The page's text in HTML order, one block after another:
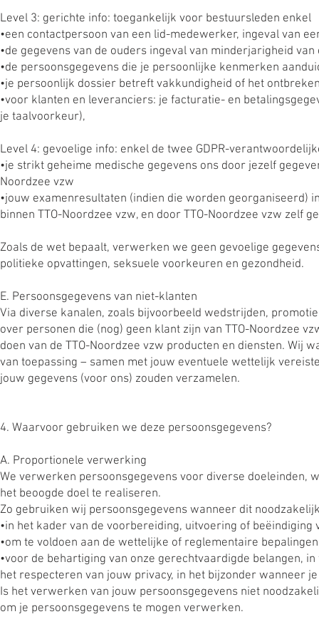
Level 3: gerichte info: toegankelijk voor bestuursleden enkel
•een contactpersoon van een lid-medewerker, ingeval van
•de gegevens van de ouders ingeval van minderjarigheid
•de persoonsgegevens die je persoonlijke kenmerken
•je persoonlijk dossier betreft vakkundigheid of het
•voor klanten en leveranciers: je facturatie- en
je taalvoorkeur),
Level 4: gevoelige info: enkel de twee GDPR-
•je strikt geheime medische gegevens ons door jezelf
Noordzee vzw
•jouw examenresultaten (indien die worden georganiseerd)
binnen TTO-Noordzee vzw, en door TTO-Noordzee vzw zelf
Zoals de wet bepaalt, verwerken we geen gevoelige
politieke opvattingen, seksuele voorkeuren en gezondheid.
E. Persoonsgegevens van niet-klanten
Via diverse kanalen, zoals bijvoorbeeld wedstrijden,
over personen die (nog) geen klant zijn van TTO-Noordzee
doen van de TTO-Noordzee vzw producten en diensten.
van toepassing – samen met jouw eventuele wettelijk
jouw gegevens (voor ons) zouden verzamelen.
4. Waarvoor gebruiken we deze persoonsgegevens?
A. Proportionele verwerking
We verwerken persoonsgegevens voor diverse
het beoogde doel te realiseren.
Zo gebruiken wij persoonsgegevens wanneer dit
•in het kader van de voorbereiding, uitvoering of beëindiging
•om te voldoen aan de wettelijke of reglementaire
•voor de behartiging van onze gerechtvaardigde belangen,
het respecteren van jouw privacy, in het bijzonder wanneer
Is het verwerken van jouw persoonsgegevens niet
om je persoonsgegevens te mogen verwerken.